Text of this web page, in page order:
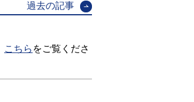
過去の記事
こちら をご覧くださ